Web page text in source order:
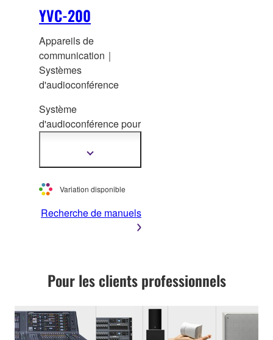
YVC-200
Appareils de
communication｜
Systèmes
d'audioconférence
Système
d'audioconférence pour
Afficher
Variation disponible
Recherche de manuels
Pour les clients professionnels